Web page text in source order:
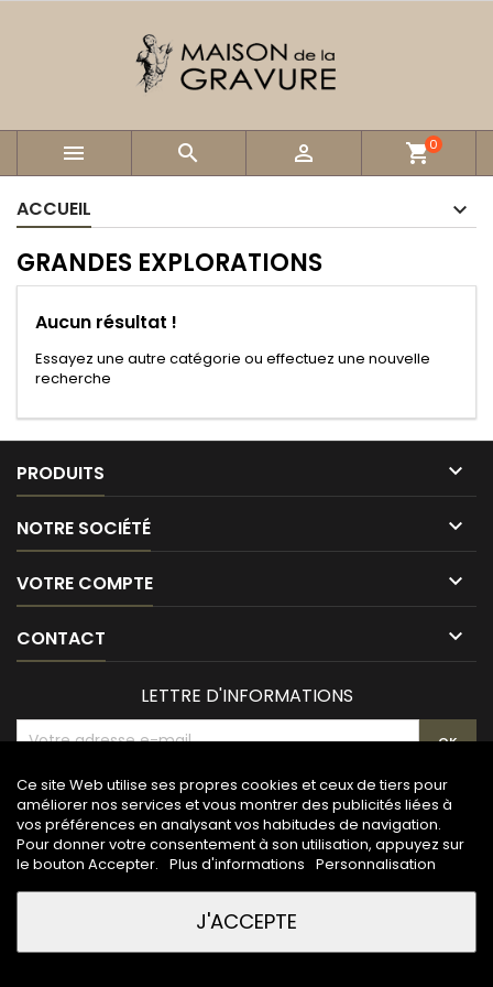
   shopping_cart0
ACCUEIL
GRANDES EXPLORATIONS
Aucun résultat !
Essayez une autre catégorie ou effectuez une nouvelle
recherche
PRODUITS 
NOTRE SOCIÉTÉ 
VOTRE COMPTE 
CONTACT 
Ce site Web utilise ses propres cookies et ceux de tiers pour
améliorer nos services et vous montrer des publicités liées à
vos préférences en analysant vos habitudes de navigation.
Pour donner votre consentement à son utilisation, appuyez sur
le bouton Accepter. Plus d'informations Personnalisation
J'ACCEPTE
LETTRE D'INFORMATIONS
© Copyright 2026 Maison de la gravure. All Rights Reserved.